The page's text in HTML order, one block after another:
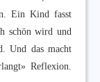
Ein Kind fasst
schön wird und
Und das macht
Reflexion.